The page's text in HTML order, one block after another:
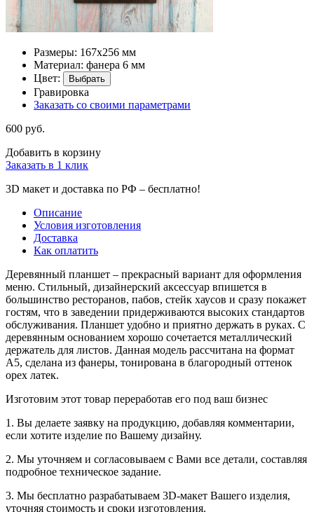
Размеры: 167х256 мм
Материал: фанера 6 мм
Цвет:
Выбрать
Гравировка
Заказать со своими параметрами
600 руб.
Добавить в корзину
Заказать в 1 клик
3D макет и доставка по РФ – бесплатно!
Описание
Условия изготовления
Доставка
Как оплатить
Деревянный планшет – прекрасный вариант для оформления
меню. Стильный, дизайнерский аксессуар впишется в
большинство ресторанов, пабов, стейк хаусов и сразу покажет
гостям, что в заведении придерживаются высоких стандартов
обслуживания. Планшет удобно и приятно держать в руках. С
деревянным основанием хорошо сочетается металлический
держатель для листов. Данная модель рассчитана на формат
A5, сделана из фанеры, тонирована в благородный оттенок
орех латек.
Изготовим этот товар переработав его под ваш бизнес
1. Вы делаете заявку на продукцию, добавляя комментарии,
если хотите изделие по Вашему дизайну.
2. Мы уточняем и согласовываем с Вами все детали, составляя
подробное техническое задание.
3. Мы бесплатно разрабатываем 3D-макет Вашего изделия,
уточняя стоимость и сроки изготовления.